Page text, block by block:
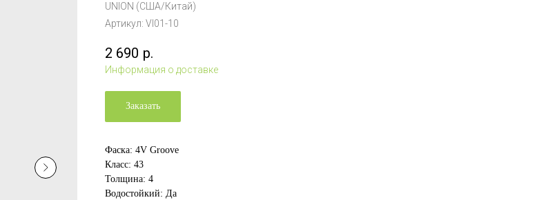
UNION (США/Китай)
Артикул: VI01-10
2 690 р.
Информация о доставке
Заказать
Фаска: 4V Groove
Класс: 43
Толщина: 4
Водостойкий: Да